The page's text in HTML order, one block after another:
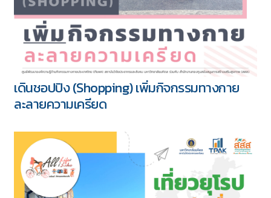
5 ชุด
Download
เดินชอปปิง (Shopping) เพิ่มกิจกรรมทางกาย
ละลายความเครียด